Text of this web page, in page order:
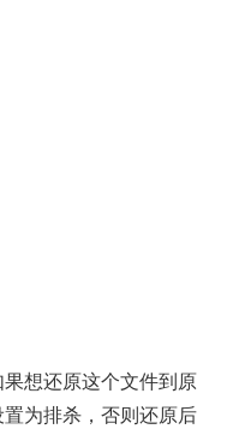
想还原这个文件到原
为排杀，否则还原后